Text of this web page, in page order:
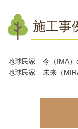
施工事
地球民家 今（IMA）
地球民家 未来（